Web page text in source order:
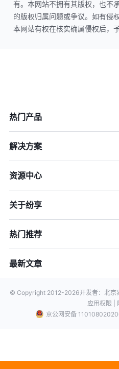
有。本网站不拥有其版权，也不
的版权归属问题或争议。如有侵
本网站有权在核实确属侵权后，
热门产品
解决方案
资源中心
关于纷享
热门推荐
最新文章
© Copyright 2012-2026开发者：北京
应用权限 |
京公网安备